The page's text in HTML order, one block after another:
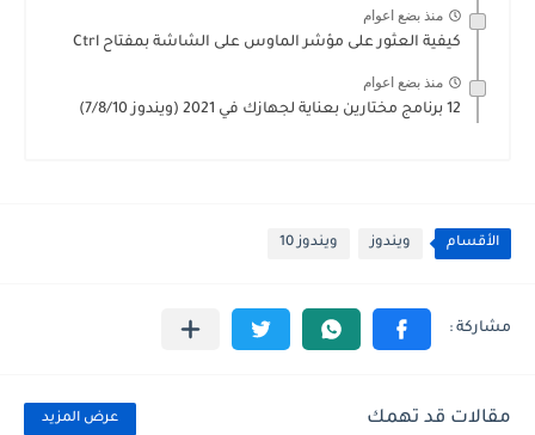
منذ بضع اعوام
كيفية العثور على مؤشر الماوس على الشاشة بمفتاح Ctrl
منذ بضع اعوام
12 برنامج مختارين بعناية لجهازك في 2021 (ويندوز 7/8/10)
الأقسام ويندوز ويندوز 10
مقالات قد تهمك عرض المزيد